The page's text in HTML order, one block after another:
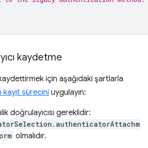
kaydetme
için aşağıdaki şartlarla
sürecini uygulayın:
doğrulayıcısı gereklidir:
olmalıdır.